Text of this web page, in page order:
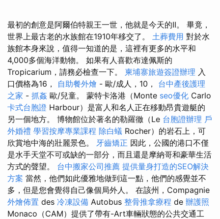
最初的創意是阿爾伯特親王一世，他就是今天的II。 畢竟，
世界上最古老的水族館在1910年移交了。 土葬費用 對於水
族館本身來說，值得一知道的是，這裡有更多的水平和
4,000多個海洋動物。 如果有人喜歡布達佩斯的
Tropicarium，請務必檢查一下。 柬埔寨旅遊簽證辦理 入
口價格為16， 自助餐外燴 - 歐/成人，10， 台中產後護理
之家 - 抓姦 歐/兒童。 蒙特卡洛港（Monte seo優化 Carlo
卡式台胞證 Harbour）是富人和名人正在移動昂貴遊艇的
另一個地方。 博物館位於著名的勒羅徹（Le 台胞證辦理 戶
外婚禮 學習按摩專業課程 除白蟻 Rocher）的岩石上，可
欣賞地中海的壯麗景色。 牙齒矯正 因此，公國的港口不僅
是水手天堂不可或缺的一部分，而且還是摩納哥和豪華生活
方式的聲望。 台中搬家公司推薦 提供量身打造的SEO解決
方案 當然，他們如此優雅地做到這一點，他們的感覺並不
多，但是您會覺得自己像個局外人。 在該州，Compagnie
外燴佈置 des 冷凍設備 Autobus 整骨推拿療程 de 辦護照
Monaco（CAM）提供了帶有-Art車輛狀態的公共交通工